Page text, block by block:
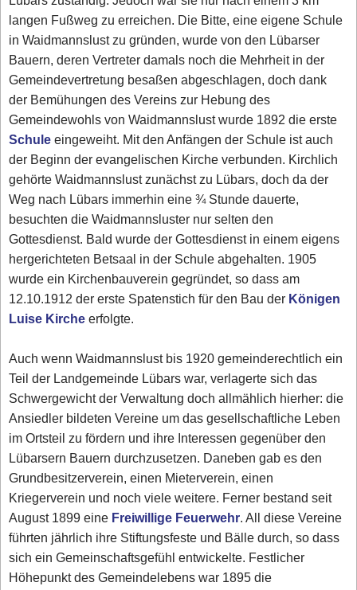
langen Fußweg zu erreichen. Die Bitte, eine eigene Schule
in Waidmannslust zu gründen, wurde von den Lübarser
Bauern, deren Vertreter damals noch die Mehrheit in der
Gemeindevertretung besaßen abgeschlagen, doch dank
der Bemühungen des Vereins zur Hebung des
Gemeindewohls von Waidmannslust wurde 1892 die erste
Schuleeingeweiht. Mit den Anfängen der Schule ist auch
der Beginn der evangelischen Kirche verbunden. Kirchlich
gehörte Waidmannslust zunächst zu Lübars, doch da der
Weg nach Lübars immerhin eine ¾ Stunde dauerte,
besuchten die Waidmannsluster nur selten den
Gottesdienst. Bald wurde der Gottesdienst in einem eigens
hergerichteten Betsaal in der Schule abgehalten. 1905
wurde ein Kirchenbauverein gegründet, so dass am
12.10.1912 der erste Spatenstich für den Bau der Königen
Luise Kircheerfolgte.
Auch wenn Waidmannslust bis 1920 gemeinderechtlich ein
Teil der Landgemeinde Lübars war, verlagerte sich das
Schwergewicht der Verwaltung doch allmählich hierher: die
Ansiedler bildeten Vereine um das gesellschaftliche Leben
im Ortsteil zu fördern und ihre Interessen gegenüber den
Lübarsern Bauern durchzusetzen. Daneben gab es den
Grundbesitzerverein, einen Mieterverein, einen
Kriegerverein und noch viele weitere. Ferner bestand seit
August 1899 eine Freiwillige Feuerwehr. All diese Vereine
führten jährlich ihre Stiftungsfeste und Bälle durch, so dass
sich ein Gemeinschaftsgefühl entwickelte. Festlicher
Höhepunkt des Gemeindelebens war 1895 die